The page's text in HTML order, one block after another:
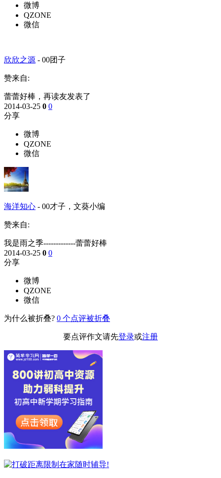
微博
QZONE
微信
欣欣之源 - 00团子
赞来自:
蕾蕾好棒，再读友发表了
2014-03-25 0 0
分享
微博
QZONE
微信
海洋知心 - 00才子，文葵小编
赞来自:
我是雨之季-------------蕾蕾好棒
2014-03-25 0 0
分享
微博
QZONE
微信
为什么被折叠? 0 个点评被折叠
要点评作文请先登录或注册